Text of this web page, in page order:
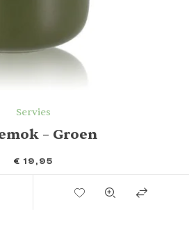
Servies
– Groen
€ 19,95